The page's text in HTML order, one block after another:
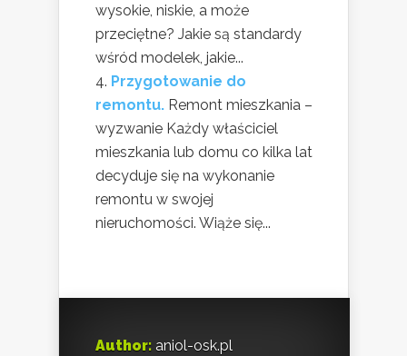
wysokie, niskie, a może
przeciętne? Jakie są standardy
wśród modelek, jakie...
Przygotowanie do
remontu. Remont mieszkania –
wyzwanie Każdy właściciel
mieszkania lub domu co kilka lat
decyduje się na wykonanie
remontu w swojej
nieruchomości. Wiąże się...
Author: aniol-osk.pl